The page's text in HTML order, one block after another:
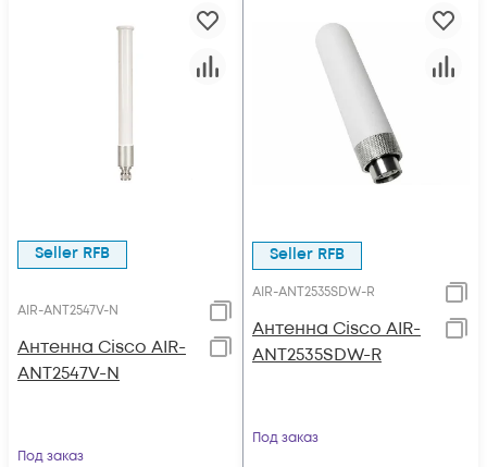
Seller RFB
AIR-ANT2547V-N
Антенна Cisco AIR-
ANT2547V-N
Под заказ
Seller RFB
AIR-ANT2535SDW-R
Антенна Cisco AIR-
ANT2535SDW-R
Под заказ